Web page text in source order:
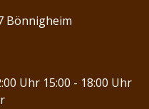
Bönnigheim
Uhr 15:00 - 18:00 Uhr